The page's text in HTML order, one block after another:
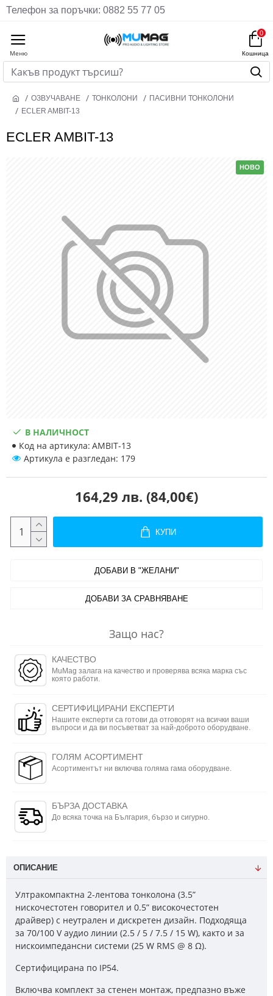
Телефон за поръчки: 0882 55 77 05
0
ОЗВУЧАВАНЕ ТОНКОЛОНИ
ПАСИВНИ ТОНКОЛОНИ
ECLER AMBIT-13
ECLER AMBIT-13
НОВО
164,29 лв. (84,00€)
В НАЛИЧНОСТ
Код на артикула: AMBIT-13
Артикула е разгледан: 179
КУПИ
ДОБАВИ В "ЖЕЛАНИ"
ДОБАВИ ЗА СРАВНЯВАНЕ
Защо нас?
КАЧЕСТВО
MuMag залага на качество и проверява всяка марка със
която работи.
СЕРТИФИЦИРАНИ ЕКСПЕРТИ
Нашите експерти са готови да отговорят на всички ваши
въпроси и да ви посъветват за най-доброто оборудване.
ГОЛЯМ АСОРТИМЕНТ
Асортиментът ни включва голяма гама оборудване.
БЪРЗА ДОСТАВКА
До всяка точка на България, бързо и сигурно.
ОПИСАНИЕ
Ултракомпактна 2-лентова тонколона (3.5”
нискочестотен говорител и 0.5” високочестотен
драйвер) с неутрален и дискретен дизайн. Подходяща
за 70/100 V аудио линии (2.5 / 5 / 7.5 / 15 W), както и за
нискоимпедансни системи (25 W RMS @ 8 Ω).
Сертифицирана по IP54.
Включва комплект за стенен монтаж, предпазно въже